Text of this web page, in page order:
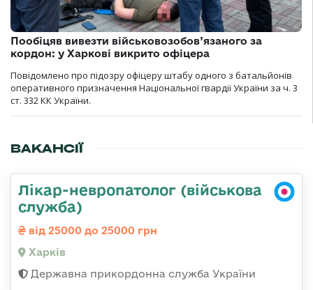
Пообіцяв вивезти військовозобов’язаного за
кордон: у Харкові викрито офіцера
Повідомлено про підозру офіцеру штабу одного з батальйонів
оперативного призначення Національної гвардії України за ч. 3
ст. 332 КК України.
ВАКАНСІЇ
Лікар-невропатолог (військова
служба)
від 25000 до 25000 грн
Харків
Державна прикордонна служба України